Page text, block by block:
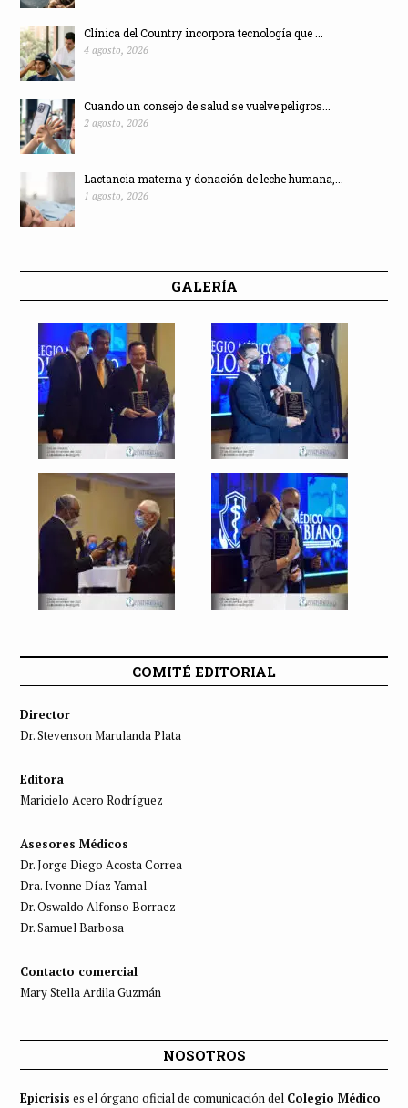
Clínica del Country incorpora tecnología que ...
4 agosto, 2026
Cuando un consejo de salud se vuelve peligros...
2 agosto, 2026
Lactancia materna y donación de leche humana,...
1 agosto, 2026
GALERÍA
COMITÉ EDITORIAL
Director
Dr. Stevenson Marulanda Plata
Editora
Maricielo Acero Rodríguez
Asesores Médicos
Dr. Jorge Diego Acosta Correa
Dra. Ivonne Díaz Yamal
Dr. Oswaldo Alfonso Borraez
Dr. Samuel Barbosa
Contacto comercial
Mary Stella Ardila Guzmán
NOSOTROS
Epicrisis es el órgano oficial de comunicación del Colegio Médico